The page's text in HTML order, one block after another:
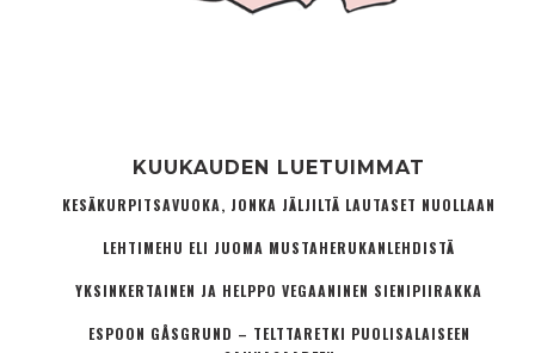
KUUKAUDEN LUETUIMMAT
KESÄKURPITSAVUOKA, JONKA JÄLJILTÄ LAUTASET NUOLLAAN
LEHTIMEHU ELI JUOMA MUSTAHERUKANLEHDISTÄ
YKSINKERTAINEN JA HELPPO VEGAANINEN SIENIPIIRAKKA
ESPOON GÅSGRUND – TELTTARETKI PUOLISALAISEEN